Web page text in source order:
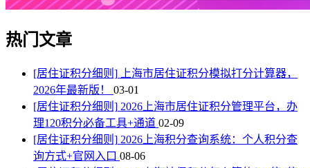
热门文章
[居住证积分细则] 上海市居住证积分模拟打分计算器，
2026年最新版！ 03-01
[居住证积分细则] 2026上海市居住证积分管理平台，办
理120积分必备工具+通道 02-09
[居住证积分细则] 2026上海积分查询系统：个人积分查
询方式+官网入口 08-06